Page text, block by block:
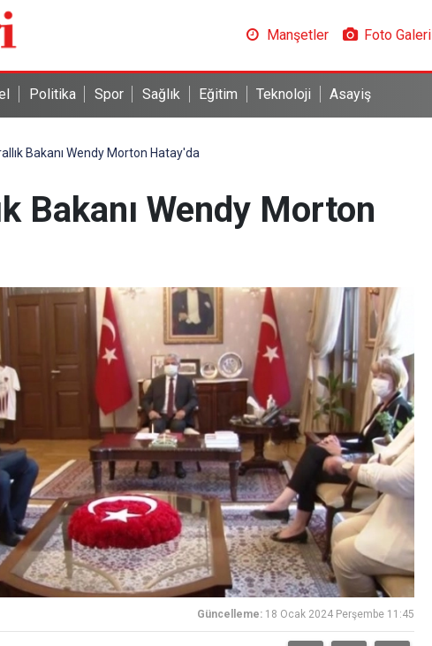
Manşetler Foto Galeri
Politika Spor Sağlık Eğitim Teknoloji Asayiş
Bakanı Wendy Morton Hatay'da
Bakanı Wendy Morton
Güncelleme: 18 Ocak 2024 Perşembe 11:45